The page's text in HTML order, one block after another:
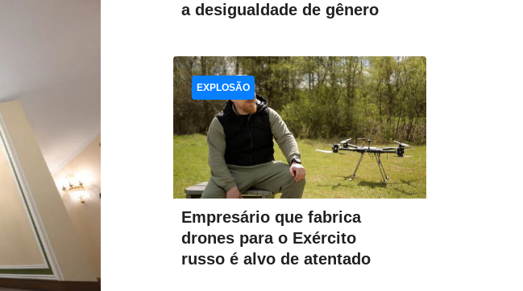
a desigualdade de gênero
Empresário que fabrica
drones para o Exército
russo é alvo de atentado
EXPLOSÃO